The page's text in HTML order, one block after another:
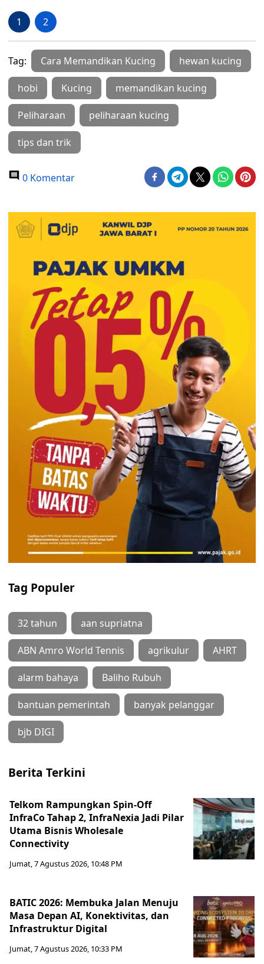
1 2
Tag: Cara Memandikan Kucing hewan kucing
hobi Kucing memandikan kucing
Peliharaan peliharaan kucing
tips dan trik
0 Komentar
Tag Populer
32 tahun aan supriatna
ABN Amro World Tennis agrikulur AHRT
alarm bahaya Baliho Rubuh
bantuan pemerintah banyak pelanggar
bjb DIGI
Berita Terkini
Telkom Rampungkan Spin-Off
InfraCo Tahap 2, InfraNexia Jadi Pilar
Utama Bisnis Wholesale
Connectivity
Jumat, 7 Agustus 2026, 10:48 PM
BATIC 2026: Membuka Jalan Menuju
Masa Depan AI, Konektivitas, dan
Infrastruktur Digital
Jumat, 7 Agustus 2026, 10:33 PM